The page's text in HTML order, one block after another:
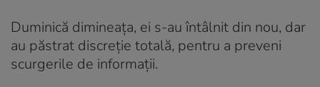
Duminică dimineaţa, ei s-au întâlnit din nou, dar
au păstrat discreţie totală, pentru a preveni
scurgerile de informaţii.